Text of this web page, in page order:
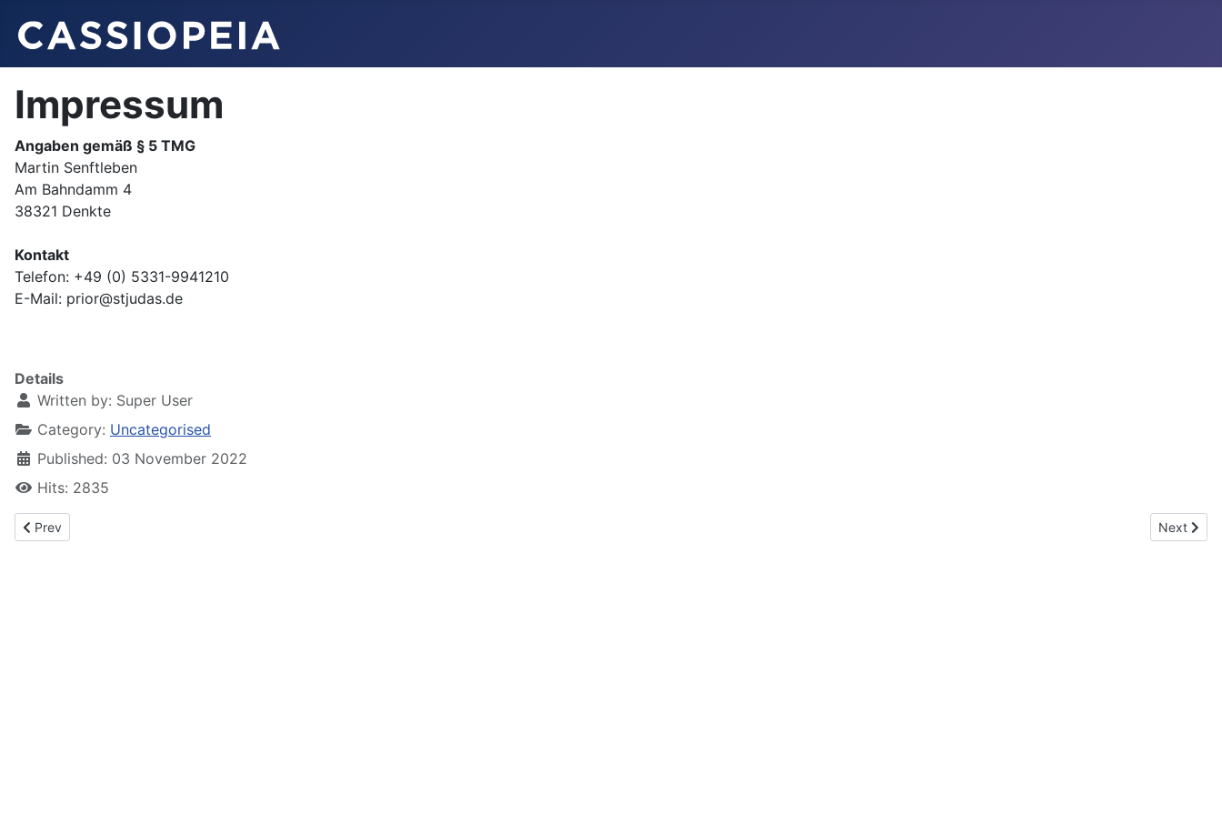
Impressum
Angaben gemäß § 5 TMG
Martin Senftleben
Am Bahndamm 4
38321 Denkte
Kontakt
Telefon: +49 (0) 5331-9941210
E-Mail: prior@stjudas.de
Details
Written by: Super User
Category: Uncategorised
Published: 03 November 2022
Hits: 2835
Previous article: Was wird das hier?
Prev Next
Next